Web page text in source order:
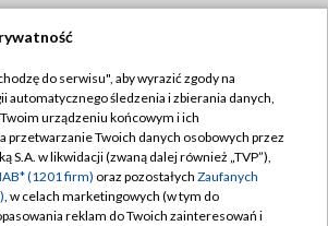
TVP
TVP
Regulamin TVP
Polityka prywatności
Moje zgody
do serwisu", aby wyrazić zgody na
automatycznego śledzenia i zbierania danych,
urządzeniu końcowym i ich
przetwarzanie Twoich danych osobowych przez
S.A. w likwidacji (zwaną dalej również „TVP”),
(1201 firm) oraz pozostałych Zaufanych
, w celach marketingowych (w tym do
reklam do Twoich zainteresowań i